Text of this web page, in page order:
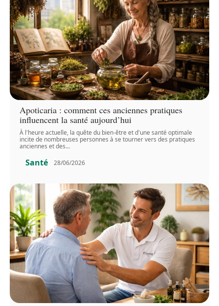
Apoticaria : comment ces anciennes pratiques
influencent la santé aujourd’hui
À l'heure actuelle, la quête du bien-être et d'une santé optimale
incite de nombreuses personnes à se tourner vers des pratiques
anciennes et des…
Santé 28/06/2026